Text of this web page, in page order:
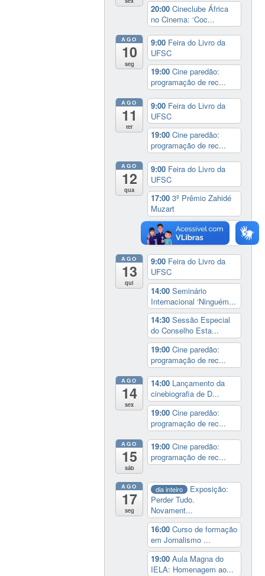
20:00Cineclube África
no Cinema: ‘Coc...
AGO
10
seg
9:00 Feira do Livro da
UFSC
19:00Cine paredão:
programação de rec...
AGO
11
ter
9:00 Feira do Livro da
UFSC
19:00Cine paredão:
programação de rec...
AGO
12
qua
9:00 Feira do Livro da
UFSC
17:003º Prêmio Zahidé
Muzart
19:00 Cine paredão:
programação de rec...
AGO
13
qui
9:00 Feira do Livro da
UFSC
14:00Seminário
Internacional ‘Ninguém...
14:30Sessão Especial
do Conselho Esta...
19:00Cine paredão:
programação de rec...
AGO
14
sex
14:00 Lançamento da
cinebiografia de D...
19:00Cine paredão:
programação de rec...
AGO
15
sáb
19:00Cine paredão:
programação de rec...
AGO
17
seg
dia inteiro
Exposição:
Perder Tudo.
Novament...
16:00Curso de formação
em Jornalismo ...
19:00Aula Magna do
IELA: Homenagem ao...